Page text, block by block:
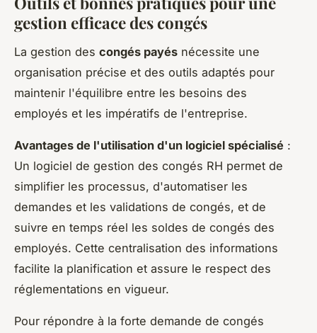
gestion efficace des congés
La gestion des congés payés nécessite une
organisation précise et des outils adaptés pour
maintenir l'équilibre entre les besoins des
employés et les impératifs de l'entreprise.
Avantages de l'utilisation d'un logiciel spécialisé :
Un logiciel de gestion des congés RH permet de
simplifier les processus, d'automatiser les
demandes et les validations de congés, et de
suivre en temps réel les soldes de congés des
employés. Cette centralisation des informations
facilite la planification et assure le respect des
réglementations en vigueur.
Pour répondre à la forte demande de congés